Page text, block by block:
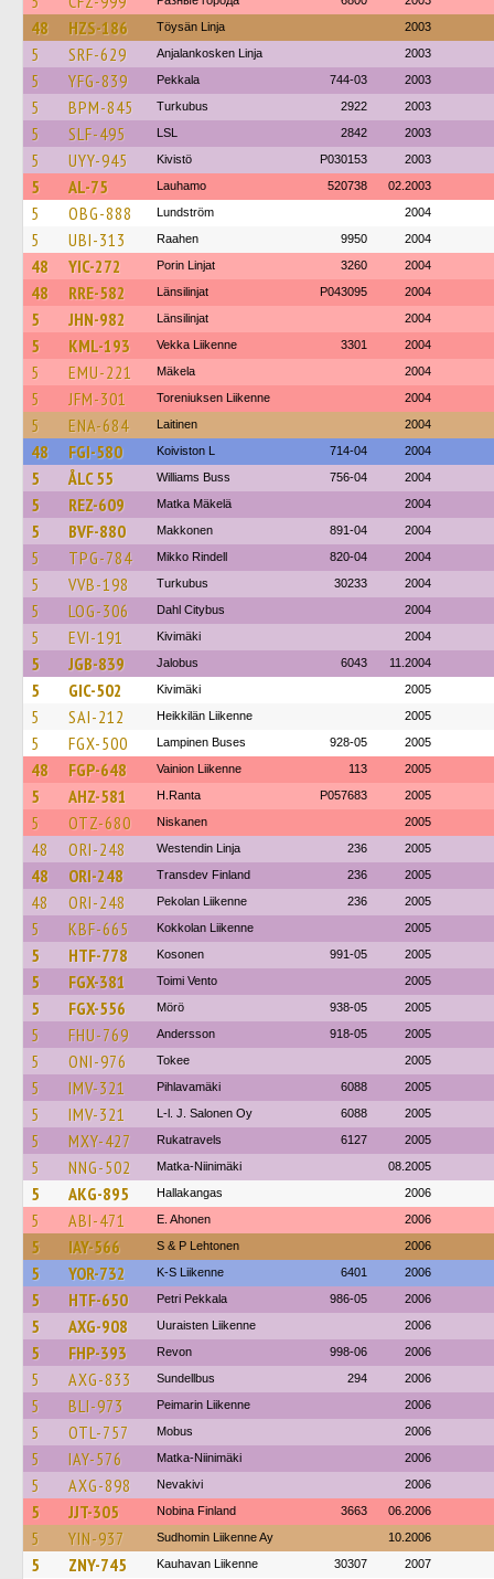
48 HZS-186 Töysän Linja 2003
5 SRF-629 Anjalankosken Linja 2003
5 YFG-839 Pekkala 744-03 2003
5 BPM-845 Turkubus 2922 2003
5 SLF-495 LSL 2842 2003
5 UYY-945 Kivistö P030153 2003
5 AL-75 Lauhamo 520738 02.2003
5 OBG-888 Lundström 2004
5 UBI-313 Raahen 9950 2004
48 YIC-272 Porin Linjat 3260 2004
48 RRE-582 Länsilinjat P043095 2004
5 JHN-982 Länsilinjat 2004
5 KML-193 Vekka Liikenne 3301 2004
5 EMU-221 Mäkela 2004
5 JFM-301 Toreniuksen Liikenne 2004
5 ENA-684 Laitinen 2004
48 FGI-580 Koiviston L 714-04 2004
5 ÅLC 55 Williams Buss 756-04 2004
5 REZ-609 Matka Mäkelä 2004
5 BVF-880 Makkonen 891-04 2004
5 TPG-784 Mikko Rindell 820-04 2004
5 VVB-198 Turkubus 30233 2004
5 LOG-306 Dahl Citybus 2004
5 EVI-191 Kivimäki 2004
5 JGB-839 Jalobus 6043 11.2004
5 GIC-502 Kivimäki 2005
5 SAI-212 Heikkilän Liikenne 2005
5 FGX-500 Lampinen Buses 928-05 2005
48 FGP-648 Vainion Liikenne 113 2005
5 AHZ-581 H.Ranta P057683 2005
5 OTZ-680 Niskanen 2005
48 ORI-248 Westendin Linja 236 2005
48 ORI-248 Transdev Finland 236 2005
48 ORI-248 Pekolan Liikenne 236 2005
5 KBF-665 Kokkolan Liikenne 2005
5 HTF-778 Kosonen 991-05 2005
5 FGX-381 Toimi Vento 2005
5 FGX-556 Mörö 938-05 2005
5 FHU-769 Andersson 918-05 2005
5 ONI-976 Tokee 2005
5 IMV-321 Pihlavamäki 6088 2005
5 IMV-321 L-l. J. Salonen Oy 6088 2005
5 MXY-427 Rukatravels 6127 2005
5 NNG-502 Matka-Niinimäki 08.2005
5 AKG-895 Hallakangas 2006
5 ABI-471 E. Ahonen 2006
5 IAY-566 S & P Lehtonen 2006
5 YOR-732 K-S Liikenne 6401 2006
5 HTF-650 Petri Pekkala 986-05 2006
5 AXG-908 Uuraisten Liikenne 2006
5 FHP-393 Revon 998-06 2006
5 AXG-833 Sundellbus 294 2006
5 BLI-973 Peimarin Liikenne 2006
5 OTL-757 Mobus 2006
5 IAY-576 Matka-Niinimäki 2006
5 AXG-898 Nevakivi 2006
5 JJT-305 Nobina Finland 3663 06.2006
5 YIN-937 Sudhomin Liikenne Ay 10.2006
5 ZNY-745 Kauhavan Liikenne 30307 2007